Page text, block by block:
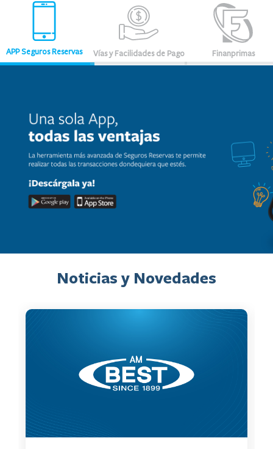
APP Seguros Reservas Vías y Facilidades de Pago Finanprimas
Noticias y Novedades